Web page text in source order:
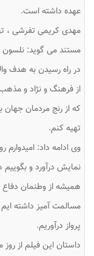
عهده داشته است.
مهدی کریمی تفرشی ،
مستند می گوید:
در راه رسیدن به هدف
از فرهنگ و نژاد و مذهب
که از رنج مردمان جهان
تهیه کنم.
وی ادامه داد:
نمایش درآورد و
مسالمت آمیز داشته
پرواز درآوریم.